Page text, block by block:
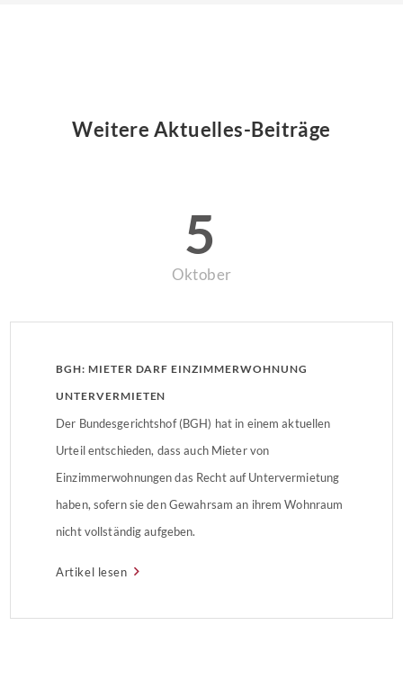
Weitere Aktuelles-Beiträge
5
Oktober
BGH: MIETER DARF EINZIMMERWOHNUNG
UNTERVERMIETEN
Der Bundesgerichtshof (BGH) hat in einem aktuellen
Urteil entschieden, dass auch Mieter von
Einzimmerwohnungen das Recht auf Untervermietung
haben, sofern sie den Gewahrsam an ihrem Wohnraum
nicht vollständig aufgeben.
Artikel lesen